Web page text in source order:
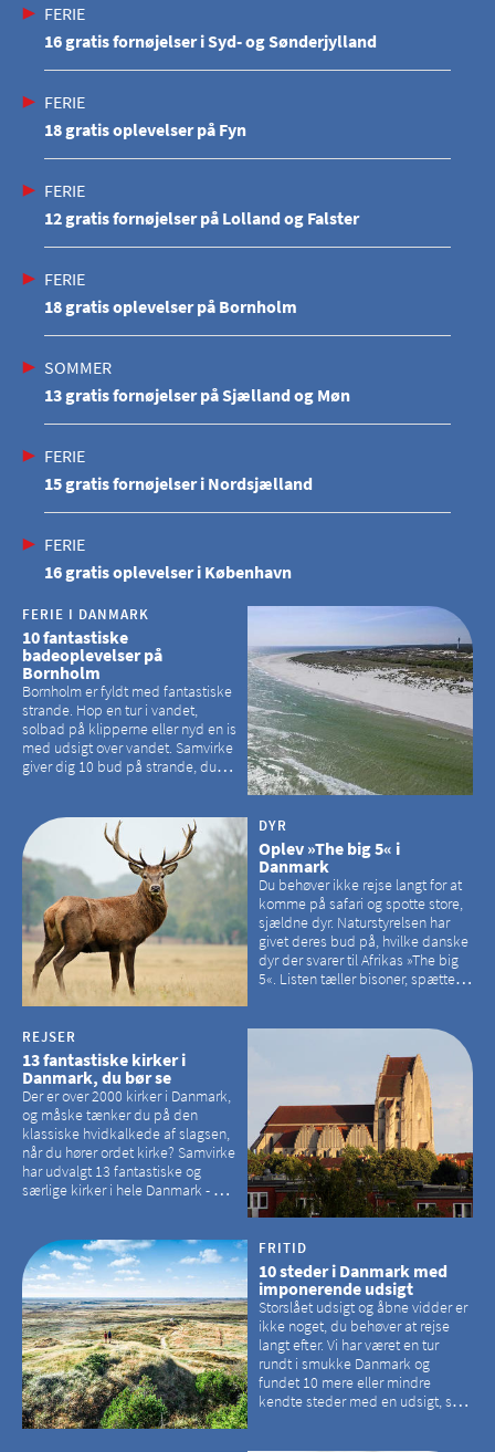
FERIE
16 gratis fornøjelser i Syd- og Sønderjylland
FERIE
18 gratis oplevelser på Fyn
FERIE
12 gratis fornøjelser på Lolland og Falster
FERIE
18 gratis oplevelser på Bornholm
SOMMER
13 gratis fornøjelser på Sjælland og Møn
FERIE
15 gratis fornøjelser i Nordsjælland
FERIE
16 gratis oplevelser i København
FERIE I DANMARK
10 fantastiske
badeoplevelser på
Bornholm
Bornholm er fyldt med fantastiske
strande. Hop en tur i vandet,
solbad på klipperne eller nyd en is
med udsigt over vandet. Samvirke
giver dig 10 bud på strande, du
DYR
Oplev »The big 5« i
Danmark
Du behøver ikke rejse langt for at
komme på safari og spotte store,
sjældne dyr. Naturstyrelsen har
givet deres bud på, hvilke danske
dyr der svarer til Afrikas »The big
5«. Listen tæller bisoner, spættede
REJSER
13 fantastiske kirker i
Danmark, du bør se
Der er over 2000 kirker i Danmark,
og måske tænker du på den
klassiske hvidkalkede af slagsen,
når du hører ordet kirke? Samvirke
har udvalgt 13 fantastiske og
særlige kirker i hele Danmark - og
hvilke kirker, der er en omvej værd
FRITID
10 steder i Danmark med
imponerende udsigt
Storslået udsigt og åbne vidder er
ikke noget, du behøver at rejse
langt efter. Vi har været en tur
rundt i smukke Danmark og
fundet 10 mere eller mindre
kendte steder med en udsigt, som